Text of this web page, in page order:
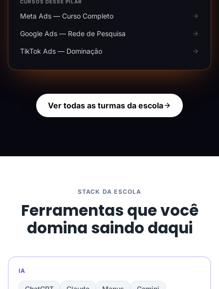
CURSOS DESSE PILAR
Meta Ads — Curso Completo
Google Ads — Rede de Pesquisa
TikTok Ads — Dominação
Ver todas as turmas da escola
STACK DA ESCOLA
Ferramentas que você
domina saindo daqui
IA